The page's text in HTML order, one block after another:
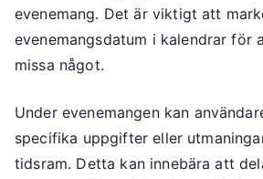
evenemang. Det är viktigt att
evenemangsdatum i kalendrar för
missa något.
Under evenemangen kan
specifika uppgifter eller
tidsram. Detta kan innebära att